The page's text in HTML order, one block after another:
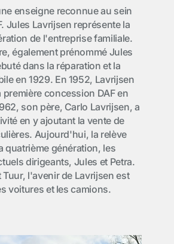
enseigne reconnue au sein
Jules Lavrijsen représente la
de l'entreprise familiale.
également prénommé Jules
dans la réparation et la
en 1929. En 1952, Lavrijsen
première concession DAF en
son père, Carlo Lavrijsen, a
en y ajoutant la vente de
Aujourd'hui, la relève
quatrième génération, les
dirigeants, Jules et Petra.
Tuur, l'avenir de Lavrijsen est
voitures et les camions.